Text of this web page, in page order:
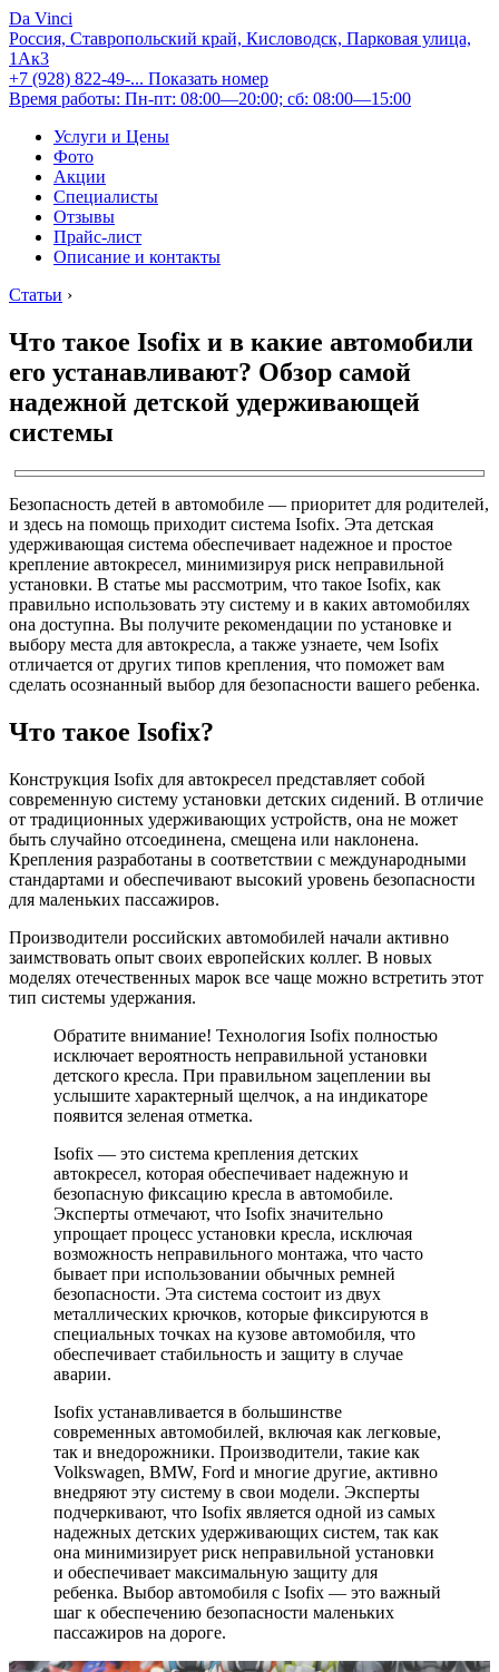
Da Vinci
Россия, Ставропольский край, Кисловодск, Парковая улица,
1Ак3
+7 (928) 822-49-... Показать номер
Время работы: Пн-пт: 08:00—20:00; сб: 08:00—15:00
Услуги и Цены
Фото
Акции
Специалисты
Отзывы
Прайс-лист
Описание и контакты
Статьи ›
Что такое Isofix и в какие автомобили
его устанавливают? Обзор самой
надежной детской удерживающей
системы
Безопасность детей в автомобиле — приоритет для родителей,
и здесь на помощь приходит система Isofix. Эта детская
удерживающая система обеспечивает надежное и простое
крепление автокресел, минимизируя риск неправильной
установки. В статье мы рассмотрим, что такое Isofix, как
правильно использовать эту систему и в каких автомобилях
она доступна. Вы получите рекомендации по установке и
выбору места для автокресла, а также узнаете, чем Isofix
отличается от других типов крепления, что поможет вам
сделать осознанный выбор для безопасности вашего ребенка.
Что такое Isofix?
Конструкция Isofix для автокресел представляет собой
современную систему установки детских сидений. В отличие
от традиционных удерживающих устройств, она не может
быть случайно отсоединена, смещена или наклонена.
Крепления разработаны в соответствии с международными
стандартами и обеспечивают высокий уровень безопасности
для маленьких пассажиров.
Производители российских автомобилей начали активно
заимствовать опыт своих европейских коллег. В новых
моделях отечественных марок все чаще можно встретить этот
тип системы удержания.
Обратите внимание! Технология Isofix полностью
исключает вероятность неправильной установки
детского кресла. При правильном зацеплении вы
услышите характерный щелчок, а на индикаторе
появится зеленая отметка.
Isofix — это система крепления детских
автокресел, которая обеспечивает надежную и
безопасную фиксацию кресла в автомобиле.
Эксперты отмечают, что Isofix значительно
упрощает процесс установки кресла, исключая
возможность неправильного монтажа, что часто
бывает при использовании обычных ремней
безопасности. Эта система состоит из двух
металлических крючков, которые фиксируются в
специальных точках на кузове автомобиля, что
обеспечивает стабильность и защиту в случае
аварии.
Isofix устанавливается в большинстве
современных автомобилей, включая как легковые,
так и внедорожники. Производители, такие как
Volkswagen, BMW, Ford и многие другие, активно
внедряют эту систему в свои модели. Эксперты
подчеркивают, что Isofix является одной из самых
надежных детских удерживающих систем, так как
она минимизирует риск неправильной установки
и обеспечивает максимальную защиту для
ребенка. Выбор автомобиля с Isofix — это важный
шаг к обеспечению безопасности маленьких
пассажиров на дороге.